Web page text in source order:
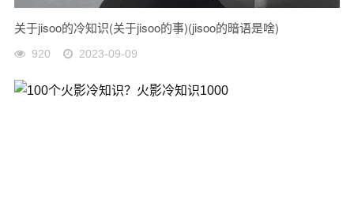
关于jisoo的冷知识(关于jisoo的事)(jisoo的暗语是啥)
920 2023-09-09